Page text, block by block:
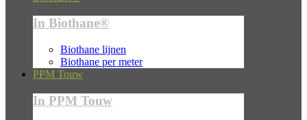
In Biothane®
Biothane lijnen
Biothane per meter
PPM Touw
In PPM Touw